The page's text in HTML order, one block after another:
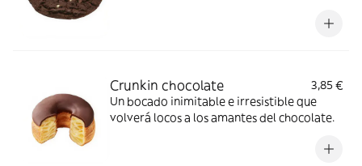
Crunkin chocolate
3,85 €
Un bocado inimitable e irresistible que
volverá locos a los amantes del chocolate.